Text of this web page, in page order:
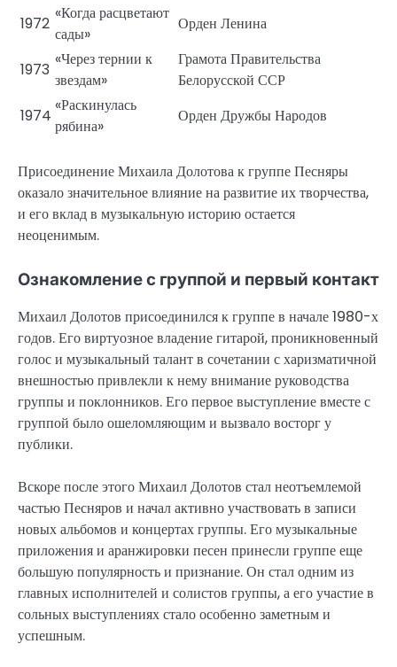
1972
«Когда расцветают
сады»
Орден Ленина
1973
«Через тернии к
звездам»
Грамота Правительства
Белорусской ССР
1974
«Раскинулась
рябина»
Орден Дружбы Народов
Присоединение Михаила Долотова к группе Песняры
оказало значительное влияние на развитие их творчества,
и его вклад в музыкальную историю остается
неоценимым.
Ознакомление с группой и первый контакт
Михаил Долотов присоединился к группе в начале 1980-х
годов. Его виртуозное владение гитарой, проникновенный
голос и музыкальный талант в сочетании с харизматичной
внешностью привлекли к нему внимание руководства
группы и поклонников. Его первое выступление вместе с
группой было ошеломляющим и вызвало восторг у
публики.
Вскоре после этого Михаил Долотов стал неотъемлемой
частью Песняров и начал активно участвовать в записи
новых альбомов и концертах группы. Его музыкальные
приложения и аранжировки песен принесли группе еще
большую популярность и признание. Он стал одним из
главных исполнителей и солистов группы, а его участие в
сольных выступлениях стало особенно заметным и
успешным.